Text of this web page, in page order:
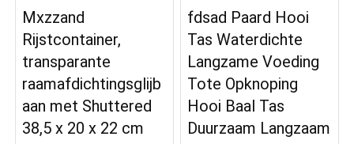
Mxzzand
Rijstcontainer,
transparante
raamafdichtingsglijb
aan met Shuttered
38,5 x 20 x 22 cm
fdsad Paard Hooi
Tas Waterdichte
Langzame Voeding
Tote Opknoping
Hooi Baal Tas
Duurzaam Langzaam